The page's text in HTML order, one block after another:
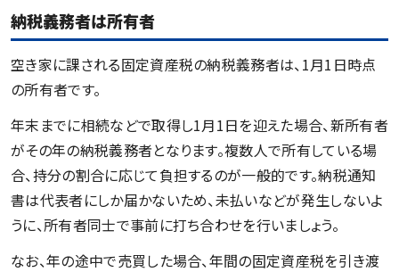
納税義務者は所有者
空き家に課される固定資産税の納税義務者は、1月1日時点
の所有者です。
年末までに相続などで取得し1月1日を迎えた場合、新所有者
がその年の納税義務者となります。複数人で所有している場
合、持分の割合に応じて負担するのが一般的です。納税通知
書は代表者にしか届かないため、未払いなどが発生しないよ
うに、所有者同士で事前に打ち合わせを行いましょう。
なお、年の途中で売買した場合、年間の固定資産税を引き渡